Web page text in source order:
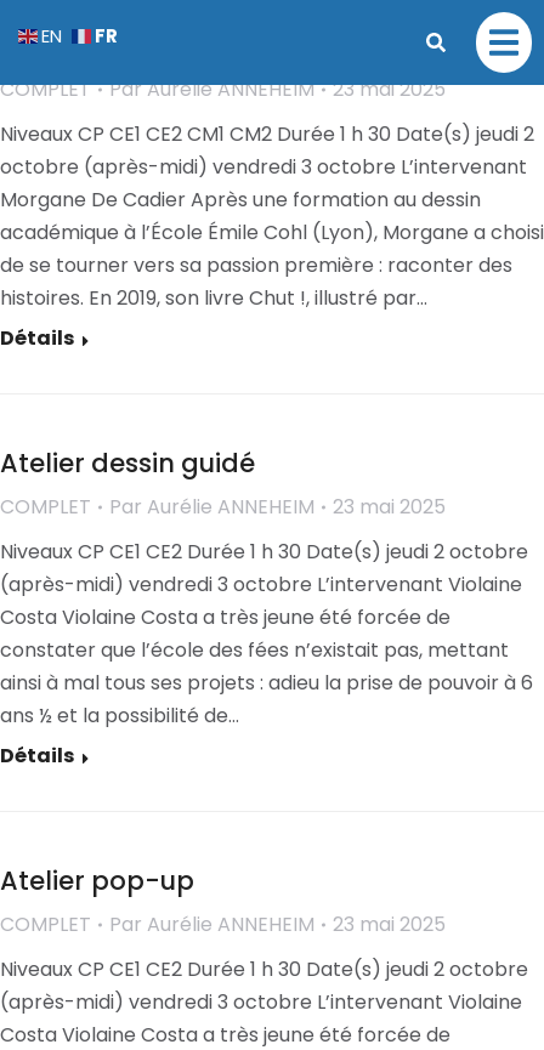
Atelier d’illustration : Melba en papier
découpé !
COMPLET ParAurélie ANNEHEIM
23 mai 2025
Niveaux CP CE1 CE2 CM1 CM2 Durée 1 h 30 Date(s) jeudi 2
octobre (après-midi) vendredi 3 octobre L’intervenant
Morgane De Cadier Après une formation au dessin
académique à l’École Émile Cohl (Lyon), Morgane a choisi
de se tourner vers sa passion première : raconter des
histoires. En 2019, son livre Chut !, illustré par…
Détails
Atelier dessin guidé
COMPLET Par Aurélie ANNEHEIM
23 mai 2025
Niveaux CP CE1 CE2 Durée 1 h 30 Date(s) jeudi 2 octobre
(après-midi) vendredi 3 octobre L’intervenant Violaine
Costa Violaine Costa a très jeune été forcée de
constater que l’école des fées n’existait pas, mettant
ainsi à mal tous ses projets : adieu la prise de pouvoir à 6
ans ½ et la possibilité de…
Détails
Atelier pop-up
COMPLET Par Aurélie ANNEHEIM
23 mai 2025
Niveaux CP CE1 CE2 Durée 1 h 30 Date(s) jeudi 2 octobre
(après-midi) vendredi 3 octobre L’intervenant Violaine
Costa Violaine Costa a très jeune été forcée de
EN FR